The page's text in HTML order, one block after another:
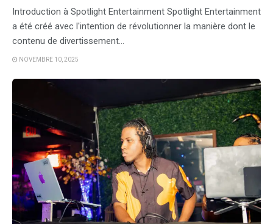
Introduction à Spotlight Entertainment Spotlight Entertainment
a été créé avec l'intention de révolutionner la manière dont le
contenu de divertissement...
NOVEMBRE 10, 2025